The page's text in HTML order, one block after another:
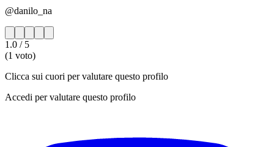
@danilo_na
1.0 / 5
(1 voto)
Clicca sui cuori per valutare questo profilo
Accedi per valutare questo profilo